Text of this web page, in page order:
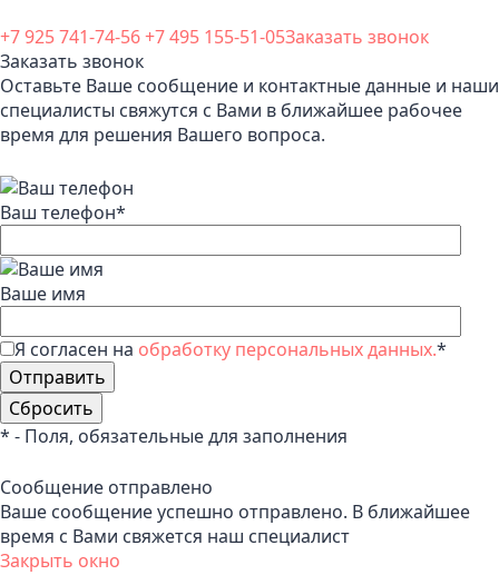
+7 925 741-74-56+7 495 155-51-05Заказать звонок
Заказать звонок
Оставьте Ваше сообщение и контактные данные и наши
специалисты свяжутся с Вами в ближайшее рабочее
время для решения Вашего вопроса.
Ваш телефон*
Ваше имя
Я согласен на обработку персональных данных.*
* - Поля, обязательные для заполнения
Сообщение отправлено
Ваше сообщение успешно отправлено. В ближайшее
время с Вами свяжется наш специалист
Закрыть окно